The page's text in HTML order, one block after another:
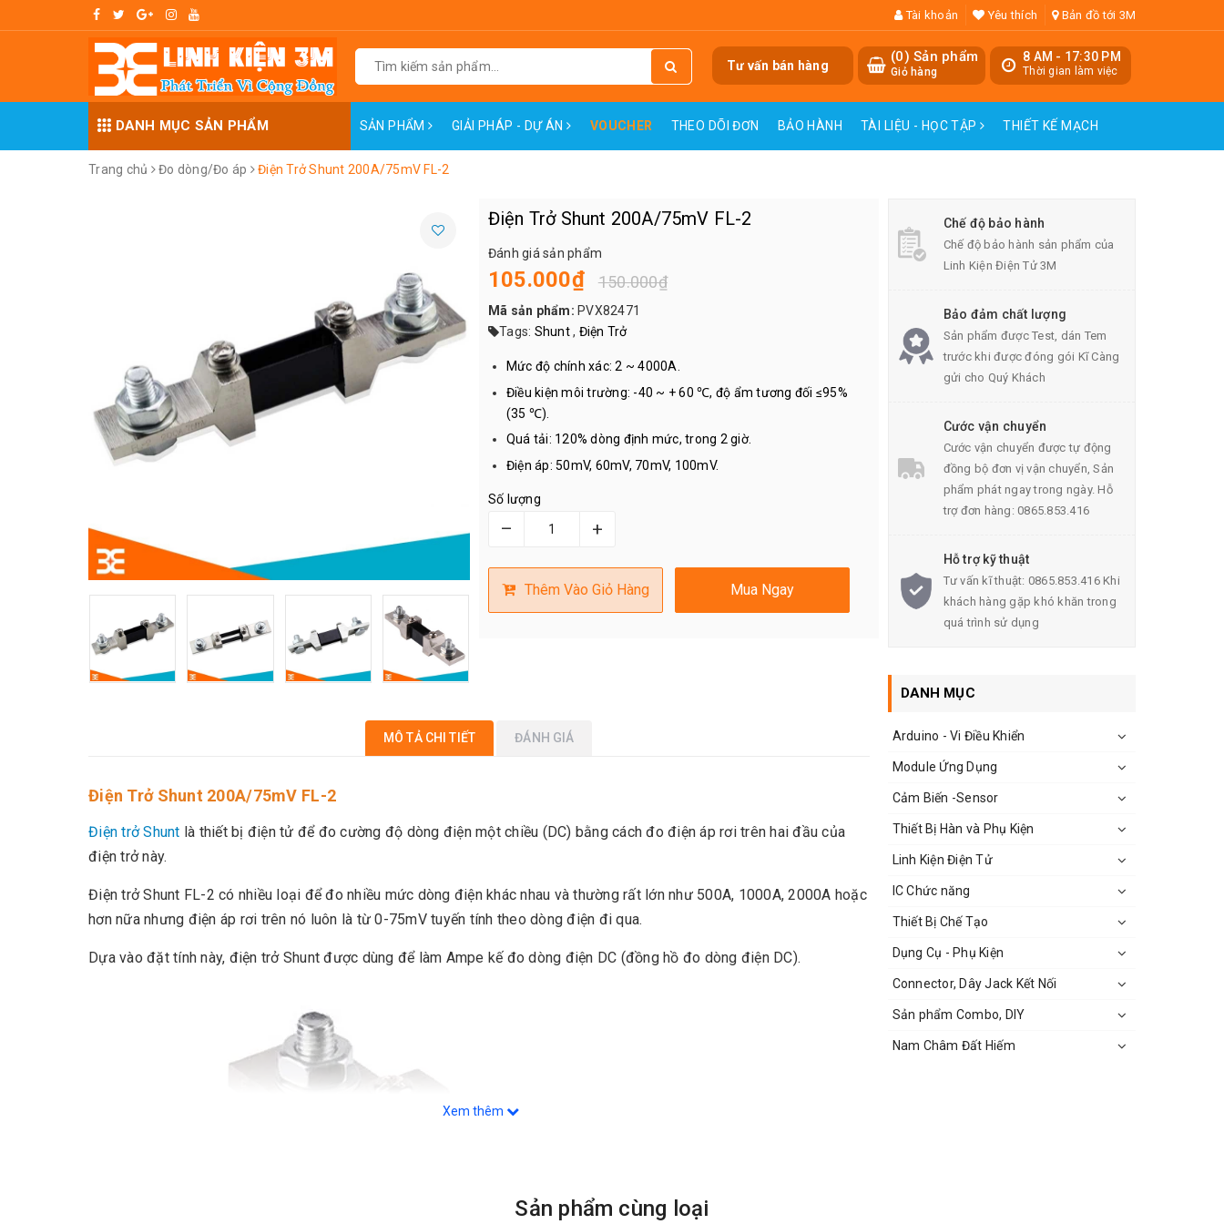
Tài khoản Yêu thích Bản đồ tới 3M
8 AM - 17:30 PM
Thời gian làm việc
(0) Sản phẩm
Giỏ hàng
Tư vấn bán hàng
DANH MỤC SẢN PHẨM SẢN PHẨM GIẢI PHÁP - DỰ ÁN VOUCHER THEO DÕI ĐƠN BẢO HÀNH TÀI LIỆU - HỌC TẬP THIẾT KẾ MẠCH
Trang chủ Đo dòng/Đo áp Điện Trở Shunt 200A/75mV FL-2
Điện Trở Shunt 200A/75mV FL-2
Đánh giá sản phẩm
105.000₫ 150.000₫
Mã sản phẩm: PVX82471
Tags: Shunt , Điện Trở
Mức độ chính xác: 2 ~ 4000A.
Điều kiện môi trường: -40 ~ + 60 ℃, độ ẩm tương đối ≤95%
(35 ℃).
Quá tải: 120% dòng định mức, trong 2 giờ.
Điện áp: 50mV, 60mV, 70mV, 100mV.
Số lượng
– +
Thêm Vào Giỏ Hàng Mua Ngay
MÔ TẢ CHI TIẾT ĐÁNH GIÁ
Điện Trở Shunt 200A/75mV FL-2
Điện trở Shunt là thiết bị điện tử để đo cường độ dòng điện một chiều (DC) bằng cách đo điện áp rơi trên hai đầu của
điện trở này.
Điện trở Shunt FL-2 có nhiều loại để đo nhiều mức dòng điện khác nhau và thường rất lớn như 500A, 1000A, 2000A hoặc
hơn nữa nhưng điện áp rơi trên nó luôn là từ 0-75mV tuyến tính theo dòng điện đi qua.
Dựa vào đặt tính này, điện trở Shunt được dùng để làm Ampe kế đo dòng điện DC (đồng hồ đo dòng điện DC).
Xem thêm
Chế độ bảo hành
Chế độ bảo hành sản phẩm của
Linh Kiện Điện Tử 3M
Bảo đảm chất lượng
Sản phẩm được Test, dán Tem
trước khi được đóng gói Kĩ Càng
gửi cho Quý Khách
Cước vận chuyển
Cước vận chuyển được tự động
đồng bộ đơn vị vận chuyển, Sản
phẩm phát ngay trong ngày. Hỗ
trợ đơn hàng: 0865.853.416
Hỗ trợ kỹ thuật
Tư vấn kĩ thuật: 0865.853.416 Khi
khách hàng gặp khó khăn trong
quá trình sử dụng
DANH MỤC
Arduino - Vi Điều Khiển
Module Ứng Dụng
Cảm Biến -Sensor
Thiết Bị Hàn và Phụ Kiện
Linh Kiện Điện Tử
IC Chức năng
Thiết Bị Chế Tạo
Dụng Cụ - Phụ Kiện
Connector, Dây Jack Kết Nối
Sản phẩm Combo, DIY
Nam Châm Đất Hiếm
Sản phẩm cùng loại